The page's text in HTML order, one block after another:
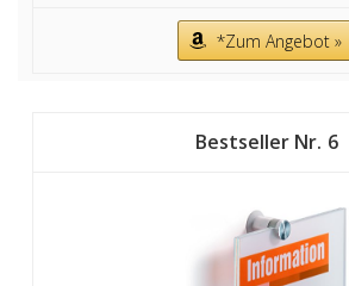
*Zum Angebot »
6